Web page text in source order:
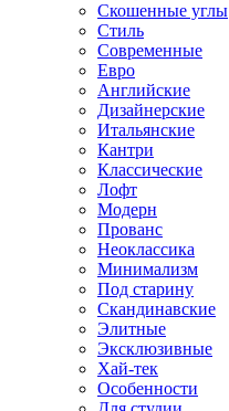
Скошенные углы
Стиль
Современные
Евро
Английские
Дизайнерские
Итальянские
Кантри
Классические
Лофт
Модерн
Прованс
Неоклассика
Минимализм
Под старину
Скандинавские
Элитные
Эксклюзивные
Хай-тек
Особенности